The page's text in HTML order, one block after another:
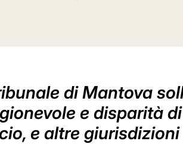
di Mantova
e disparità
e altre giurisdizioni